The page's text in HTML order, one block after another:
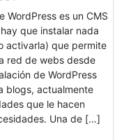
WordPress es un CMS
que instalar nada
activarla) que permite
red de webs desde
de WordPress
blogs, actualmente
que le hacen
Una de […]